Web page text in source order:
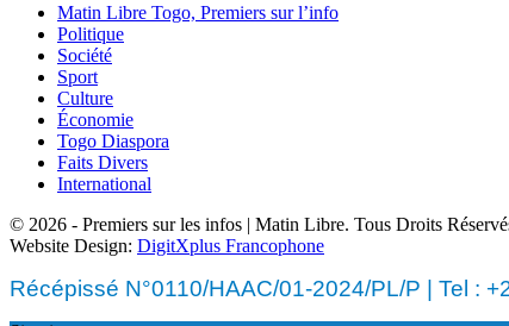
Matin Libre Togo, Premiers sur l’info
Politique
Société
Sport
Culture
Économie
Togo Diaspora
Faits Divers
International
© 2026 - Premiers sur les infos | Matin Libre. Tous Droits
Website Design: DigitXplus Francophone
Récépissé N°0110/HAAC/01-2024/PL/P | Tel :